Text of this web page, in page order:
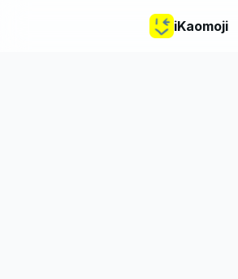
iKaomoji